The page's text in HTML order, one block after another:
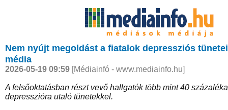
Nem nyújt megoldást a fiatalok depressziós
média
2026-05-19 09:59[Médiainfó - www.mediainfo.hu]
A felsőoktatásban részt vevő hallgatók több mint 40
depresszióra utaló tünetekkel.